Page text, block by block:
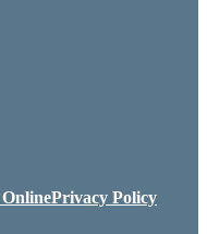
Privacy Policy